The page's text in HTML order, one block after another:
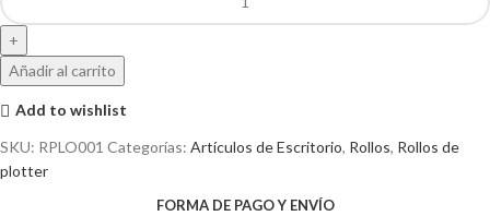
Añadir al carrito
Add to wishlist
SKU: RPLO001 Categorías: Artículos de Escritorio, Rollos, Rollos de
plotter
FORMA DE PAGO Y ENVÍO